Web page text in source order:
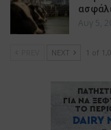
Αυγ 5,
NEXT 1 of